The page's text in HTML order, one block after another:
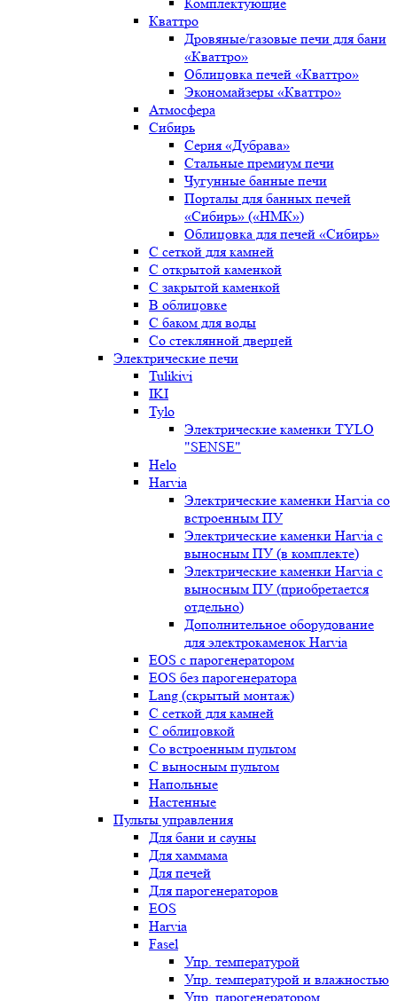
Кваттро
Дровяные/газовые печи для бани
«Кваттро»
Облицовка печей «Кваттро»
Экономайзеры «Кваттро»
Атмосфера
Сибирь
Серия «Дубрава»
Стальные премиум печи
Чугунные банные печи
Порталы для банных печей
«Сибирь» («НМК»)
Облицовка для печей «Сибирь»
С сеткой для камней
С открытой каменкой
С закрытой каменкой
В облицовке
С баком для воды
Со стеклянной дверцей
Электрические печи
Tulikivi
IKI
Tylo
Электрические каменки TYLO
"SENSE"
Helo
Harvia
Электрические каменки Harvia со
встроенным ПУ
Электрические каменки Harvia с
выносным ПУ (в комплекте)
Электрические каменки Harvia с
выносным ПУ (приобретается
отдельно)
Дополнительное оборудование
для электрокаменок Harvia
EOS с парогенератором
EOS без парогенератора
Lang (скрытый монтаж)
С сеткой для камней
С облицовкой
Со встроенным пультом
С выносным пультом
Напольные
Настенные
Пульты управления
Для бани и сауны
Для хаммама
Для печей
Для парогенераторов
EOS
Harvia
Fasel
Упр. температурой
Упр. температурой и влажностью
Упр. парогенератором